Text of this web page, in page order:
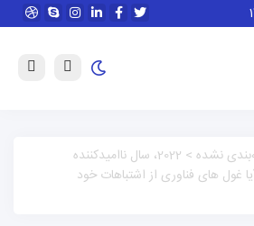
> دسته‌بندی نشده > 2022، سال ناامیدکننده
غول های فناوری از اشتباهات خود